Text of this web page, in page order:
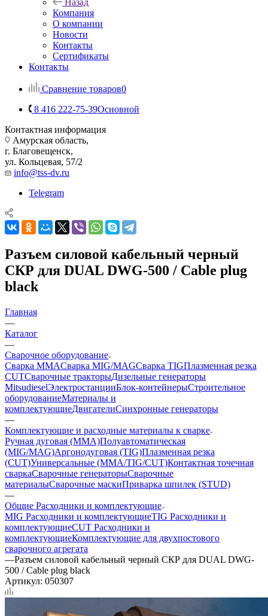
Назад
Компания
О компании
Новости
Контакты
Сертификаты
Контакты
Сравнение товаров0
8 416 222-75-39Основной
Контактная информация
Амурская область,
г. Благовещенск,
ул. Кольцевая, 57/2
info@tss-dv.ru
Telegram
Разъем силовой кабельный черный
СКР для DUAL DWG-500 / Cable plug
black
Главная
—
Каталог
—
Сварочное оборудование
Сварка MMAСварка MIG/MAGСварка TIGПлазменная резка
CUTСварочные тракторыДизельные генераторы
MitsudieselЭлектростанцииБлок-контейнерыСтроительное
оборудованиеМатериалы и
комплектующиеДвигателиСинхронные генераторы
—
Комплектующие и расходные материалы к сварке
Ручная дуговая (MMA)Полуавтоматическая
(MIG/MAG)Аргонодуговая (TIG)Плазменная резка
(CUT)Универсальные (MMA/TIG/CUT)Контактная точечная
сваркаСварочные генераторыСварочные
материалыСварочные маскиПриварка шпилек (STUD)
—
Общие Расходники и комплектующие
MIG Расходники и комплектующиеTIG Расходники и
комплектующиеCUT Расходники и
комплектующиеКомплектующие для двухпостового
сварочного агрегата
—Разъем силовой кабельный черный СКР для DUAL DWG-
500 / Cable plug black
Артикул: 050307